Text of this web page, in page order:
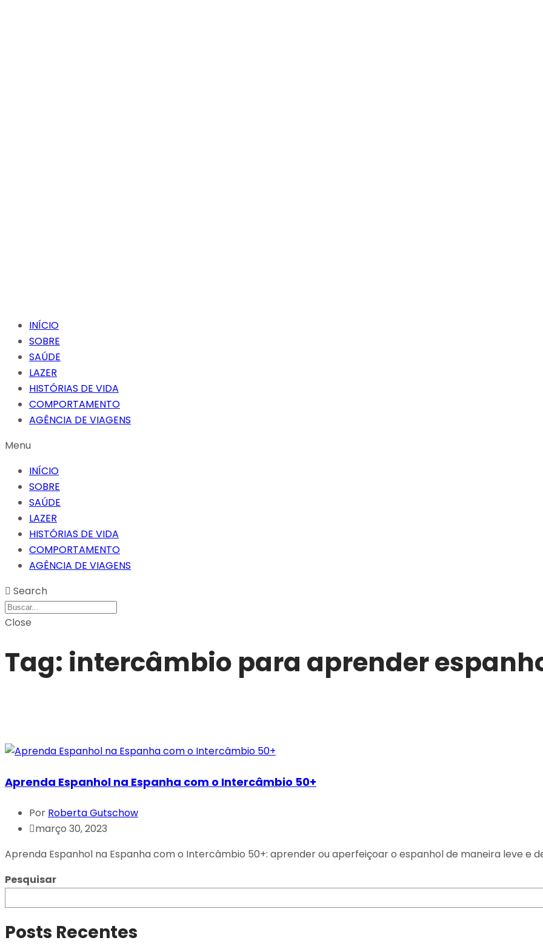
INÍCIO
SOBRE
SAÚDE
LAZER
HISTÓRIAS DE VIDA
COMPORTAMENTO
AGÊNCIA DE VIAGENS
Menu
INÍCIO
SOBRE
SAÚDE
LAZER
HISTÓRIAS DE VIDA
COMPORTAMENTO
AGÊNCIA DE VIAGENS
Search
Close
Tag: intercâmbio para aprender
Aprenda Espanhol na Espanha com o Intercâmbio 50+
Por Roberta Gutschow
março 30, 2023
Aprenda Espanhol na Espanha com o Intercâmbio 50+: aprender ou aperfeiçoar o espanhol de maneira leve e
Pesquisar
Posts Recentes